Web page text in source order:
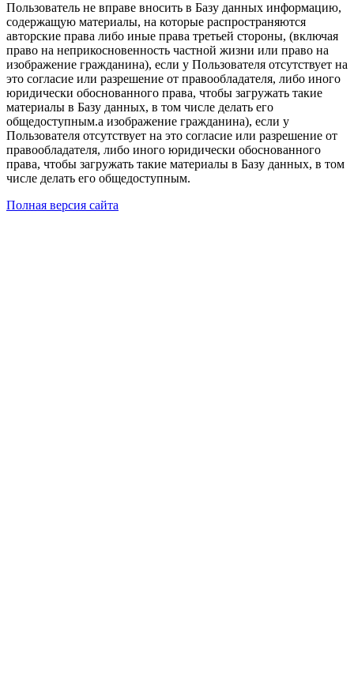
Пользователь не вправе вносить в Базу данных информацию,
содержащую материалы, на которые распространяются
авторские права либо иные права третьей стороны, (включая
право на неприкосновенность частной жизни или право на
изображение гражданина), если у Пользователя отсутствует на
это согласие или разрешение от правообладателя, либо иного
юридически обоснованного права, чтобы загружать такие
материалы в Базу данных, в том числе делать его
общедоступным.а изображение гражданина), если у
Пользователя отсутствует на это согласие или разрешение от
правообладателя, либо иного юридически обоснованного
права, чтобы загружать такие материалы в Базу данных, в том
числе делать его общедоступным.
Полная версия сайта